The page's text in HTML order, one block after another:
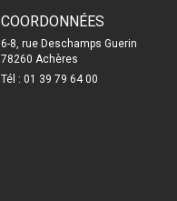
COORDONNÉES
6-8, rue Deschamps Guerin
78260 Achères
Tél : 01 39 79 64 00